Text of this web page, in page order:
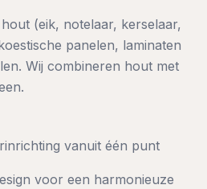
(eik, notelaar, kerselaar,
panelen, laminaten
Wij combineren hout met
vanuit één punt
voor een harmonieuze